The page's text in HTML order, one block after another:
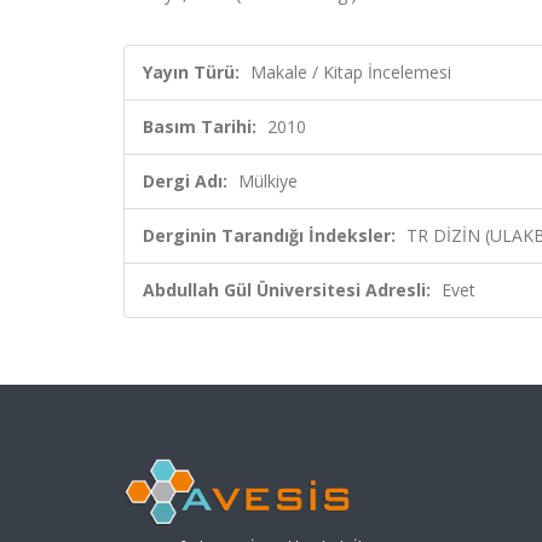
Yayın Türü: Makale / Kitap İncelemesi
Basım Tarihi: 2010
Dergi Adı: Mülkiye
Derginin Tarandığı İndeksler: TR DİZİN
Abdullah Gül Üniversitesi Adresli: Evet